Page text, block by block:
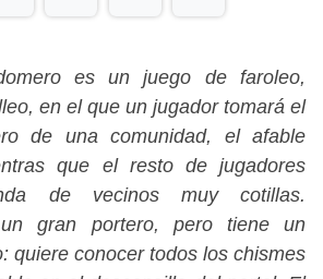
es un juego de faroleo,
en el que un jugador tomará el
de una comunidad, el afable
que el resto de jugadores
de vecinos muy cotillas.
gran portero, pero tiene un
quiere conocer todos los chismes